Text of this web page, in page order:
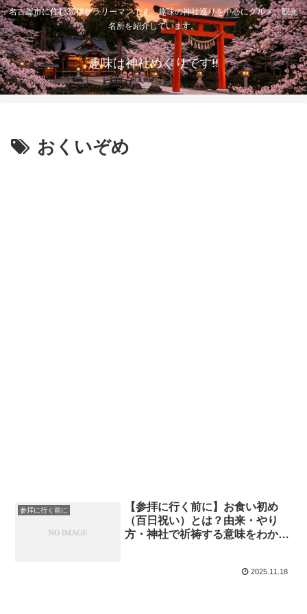
名古屋市に住む30代サラリーマンです。趣味の神社巡りを中心にグルメ、観光
名所を紹介しています。
趣味は神社めぐりです!!
おくいぞめ
参拝に行く前に
【参拝に行く前に】お食い初め
（百日祝い）とは？由来・やり
方・神社で祈祷する意味をわかり
2025.11.18